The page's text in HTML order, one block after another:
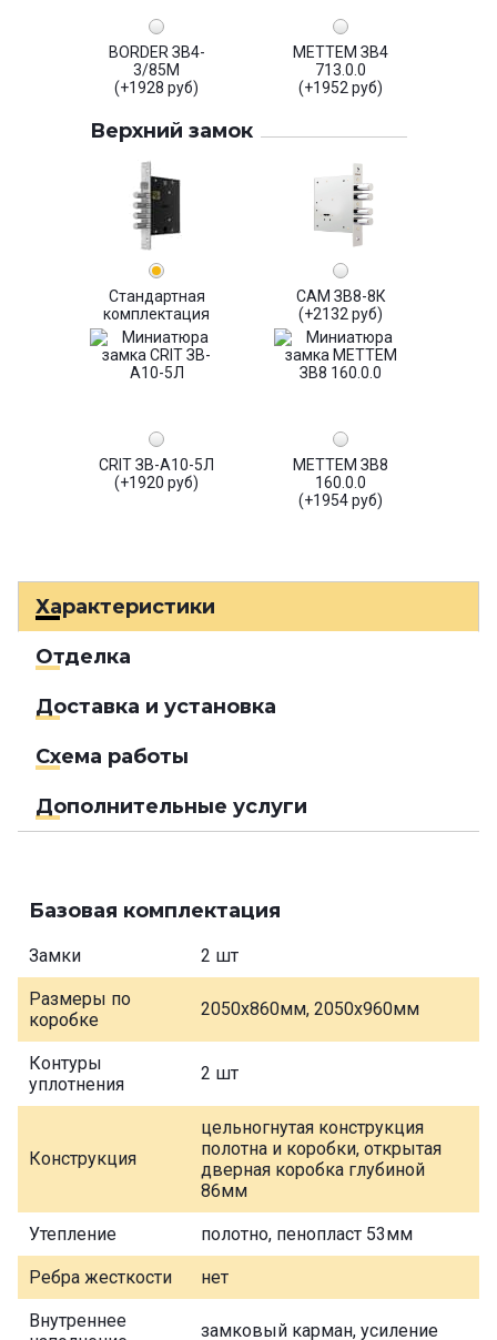
BORDER ЗВ4-
3/85М
(+1928 руб)
МЕТТЕМ ЗВ4
713.0.0
(+1952 руб)
Верхний замок
Стандартная
комплектация
САМ ЗВ8-8К
(+2132 руб)
CRIT ЗВ-А10-5Л
(+1920 руб)
МЕТТЕМ ЗВ8
160.0.0
(+1954 руб)
Характеристики
Отделка
Доставка и установка
Схема работы
Дополнительные услуги
Базовая комплектация
Замки 2 шт
Размеры по
коробке
2050х860мм, 2050х960мм
Контуры
уплотнения
2 шт
Конструкция
цельногнутая конструкция
полотна и коробки, открытая
дверная коробка глубиной
86мм
Утепление полотно, пенопласт 53мм
Ребра жесткости нет
Внутреннее
замковый карман, усиление